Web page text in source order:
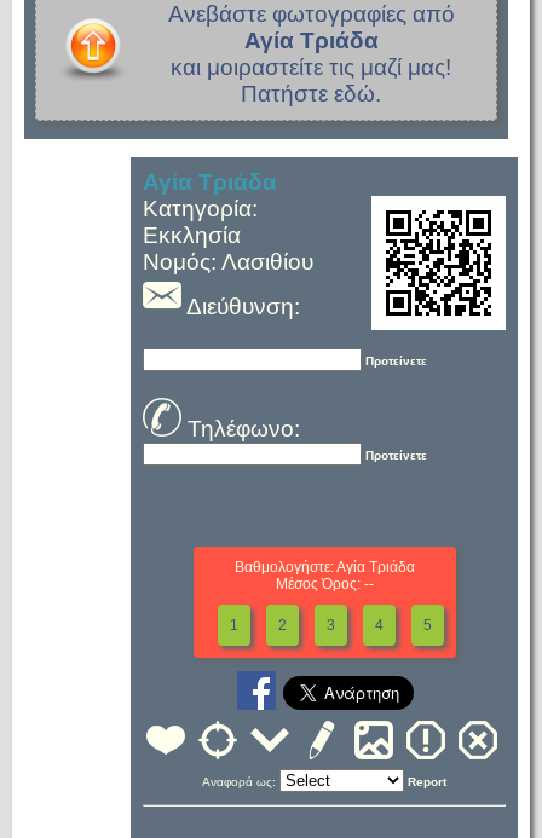
Ανεβάστε φωτογραφίες από
Αγία Τριάδα
και μοιραστείτε τις μαζί μας!
Πατήστε εδώ.
Αγία Τριάδα
Κατηγορία:
Εκκλησία
Νομός: Λασιθίου
Διεύθυνση:
Προτείνετε
Τηλέφωνο:
Προτείνετε
Βαθμολογήστε: Αγία Τριάδα
Μέσος Όρος: --
1 2 3 4 5
Αναφορά ως: Report